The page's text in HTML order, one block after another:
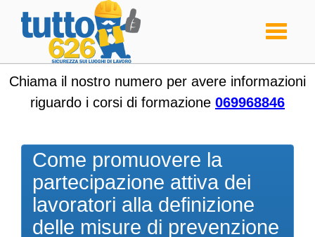
Toggle
Chiama il nostro numero per avere informazioni
riguardo i corsi di formazione 069968846
Come promuovere la
partecipazione attiva dei
lavoratori alla definizione
delle misure di prevenzione